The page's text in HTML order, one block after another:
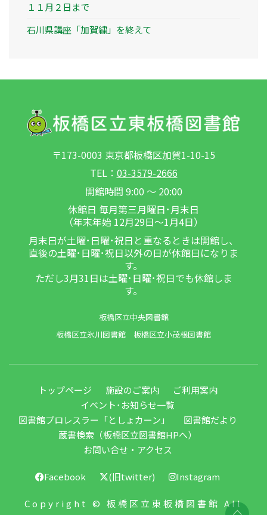
１１月２日まで
石川県講座「加賀繍」を終えて
〒173-0003 東京都板橋区加賀1-10-15
TEL： 03-3579-2666
開館時間 9:00 ～ 20:00
休館日 毎月第三月曜日･月末日
（年末年始 12月29日～1月4日）
月末日が土曜･日曜･祝日と重なるときは開館し、
直後の土曜･日曜･祝日以外の日が休館日になりま
す。
ただし3月31日は土曜･日曜･祝日でも休館しま
す。
板橋区立中央図書館
板橋区立氷川図書館
板橋区立小茂根図書館
トップページ 施設のご案内
ご利用案内
イベント･お知らせ一覧
図書館プロレスラー「としょカーン」
図書館だより
蔵書検索（板橋区立図書館HPへ）
お問い合せ・アクセス
Facebook (旧twitter) Instagram
Copyright © 板橋区立東板橋図書館 All